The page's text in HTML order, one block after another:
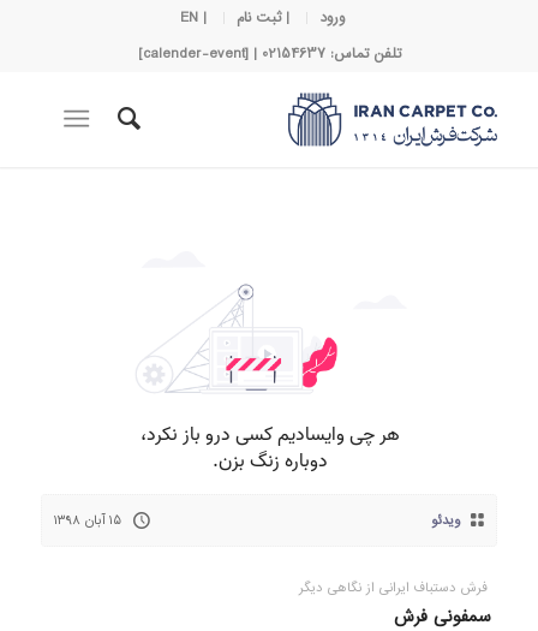
ورود | ثبت نام
| EN
تلفن تماس: 02154637 | [calender-event]
ویدئو ۱۵ آبان ۱۳۹۸
فرش دستباف ایرانی از نگاهی دیگر
سمفونی فرش